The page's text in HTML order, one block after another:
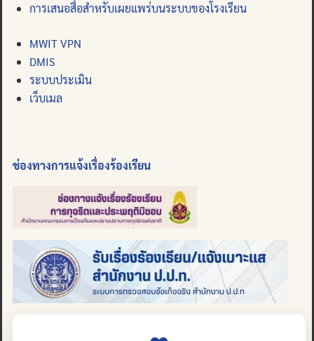
การเสนอสื่อสำหรับเผยแพร่บนระบบของโรงเรียน
MWIT VPN
DMIS
ระบบประเมิน
เว็บเมล
ช่องทางการแจ้งเรื่องร้องเรียน